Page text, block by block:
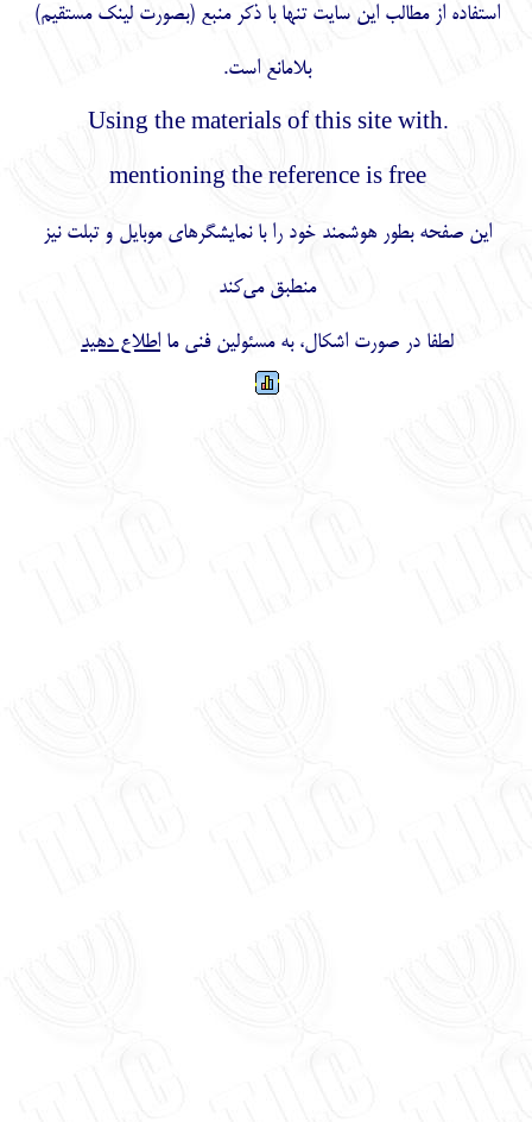
اين سايت تنها با ذكر منبع (بصورت لینکمستقیم)
.Using the materials of this site
mentioning the reference is
هوشمند خود را با نمایشگرهای موبایل و تبلت نیز
صورت اشکال، به مسئولین فنی ما اطلاع دهید